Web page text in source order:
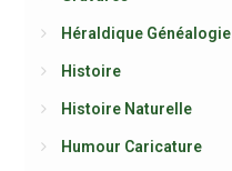
Héraldique Généalogie
Histoire
Histoire Naturelle
Humour Caricature